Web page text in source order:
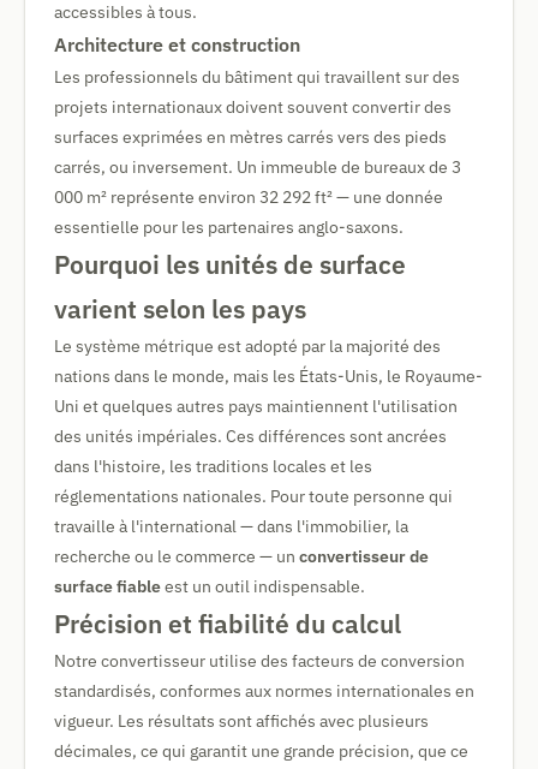
accessibles à tous.
Architecture et construction
Les professionnels du bâtiment qui travaillent sur des
projets internationaux doivent souvent convertir des
surfaces exprimées en mètres carrés vers des pieds
carrés, ou inversement. Un immeuble de bureaux de 3
000 m² représente environ 32 292 ft² — une donnée
essentielle pour les partenaires anglo-saxons.
Pourquoi les unités de surface
varient selon les pays
Le système métrique est adopté par la majorité des
nations dans le monde, mais les États-Unis, le Royaume-
Uni et quelques autres pays maintiennent l'utilisation
des unités impériales. Ces différences sont ancrées
dans l'histoire, les traditions locales et les
réglementations nationales. Pour toute personne qui
travaille à l'international — dans l'immobilier, la
recherche ou le commerce — un convertisseur de
surface fiableest un outil indispensable.
Précision et fiabilité du calcul
Notre convertisseur utilise des facteurs de conversion
standardisés, conformes aux normes internationales en
vigueur. Les résultats sont affichés avec plusieurs
décimales, ce qui garantit une grande précision, que ce